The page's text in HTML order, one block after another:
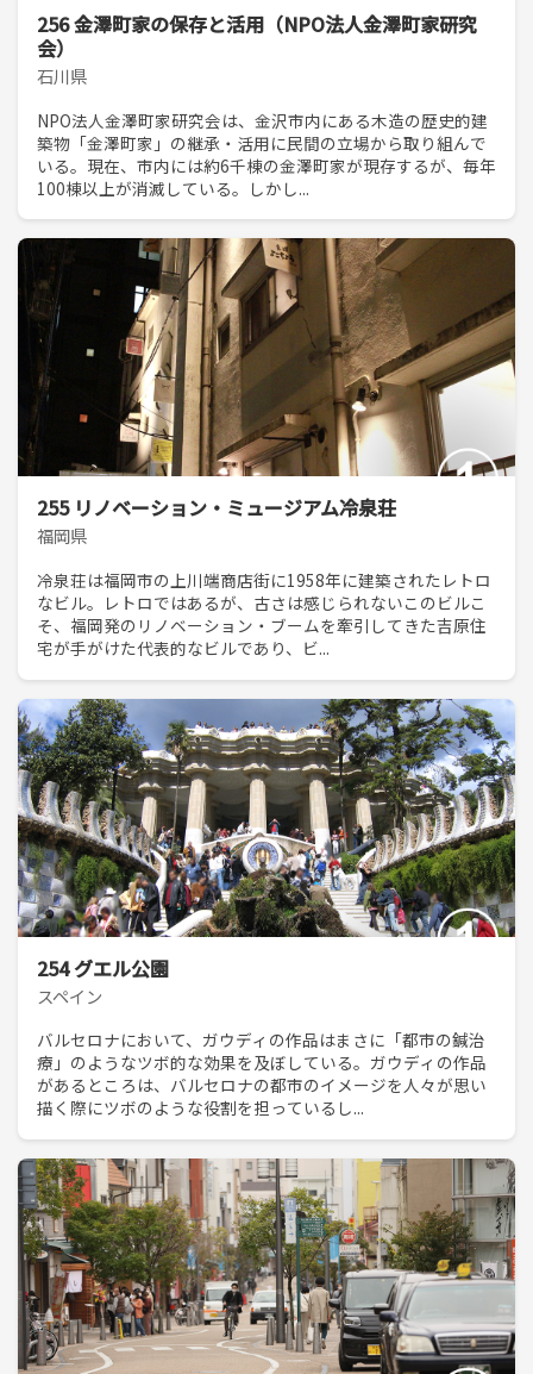
256 金澤町家の保存と活用（NPO法人金澤町家研究
会）
石川県
NPO法人金澤町家研究会は、金沢市内にある木造の歴史的建
築物「金澤町家」の継承・活用に民間の立場から取り組んで
いる。現在、市内には約6千棟の金澤町家が現存するが、毎年
100棟以上が消滅している。しかし...
255 リノベーション・ミュージアム冷泉荘
福岡県
冷泉荘は福岡市の上川端商店街に1958年に建築されたレトロ
なビル。レトロではあるが、古さは感じられないこのビルこ
そ、福岡発のリノベーション・ブームを牽引してきた吉原住
宅が手がけた代表的なビルであり、ビ...
254 グエル公園
スペイン
バルセロナにおいて、ガウディの作品はまさに「都市の鍼治
療」のようなツボ的な効果を及ぼしている。ガウディの作品
があるところは、バルセロナの都市のイメージを人々が思い
描く際にツボのような役割を担っているし...